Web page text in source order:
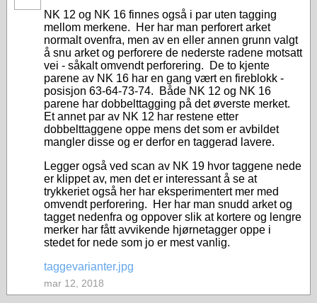
NK 12 og NK 16 finnes også i par uten tagging
mellom merkene. Her har man perforert arket
normalt ovenfra, men av en eller annen grunn valgt
å snu arket og perforere de nederste radene motsatt
vei - såkalt omvendt perforering. De to kjente
parene av NK 16 har en gang vært en fireblokk -
posisjon 63-64-73-74. Både NK 12 og NK 16
parene har dobbelttagging på det øverste merket.
Et annet par av NK 12 har restene etter
dobbelttaggene oppe mens det som er avbildet
mangler disse og er derfor en taggerad lavere.
Legger også ved scan av NK 19 hvor taggene nede
er klippet av, men det er interessant å se at
trykkeriet også her har eksperimentert mer med
omvendt perforering. Her har man snudd arket og
tagget nedenfra og oppover slik at kortere og lengre
merker har fått avvikende hjørnetagger oppe i
stedet for nede som jo er mest vanlig.
taggevarianter.jpg
mar 12, 2018